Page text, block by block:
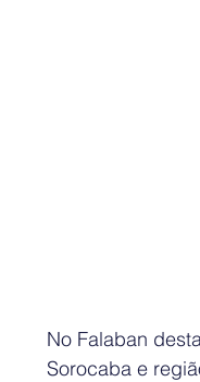
No Falaban
Sorocaba e